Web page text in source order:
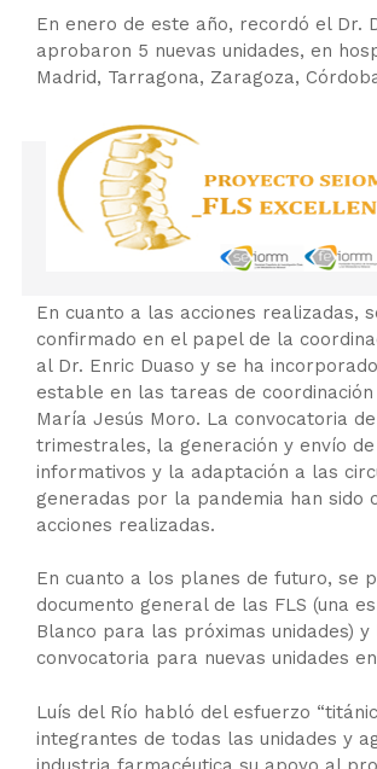
En enero de este año, recordó el Dr.
aprobaron 5 nuevas unidades, en
Madrid, Tarragona, Zaragoza,
En cuanto a las acciones realizadas,
confirmado en el papel de la
al Dr. Enric Duaso y se ha
estable en las tareas de
María Jesús Moro. La convocatoria
trimestrales, la generación y envío
informativos y la adaptación a las
generadas por la pandemia han sido
acciones realizadas.
En cuanto a los planes de futuro, se
documento general de las FLS (una
Blanco para las próximas unidades) y
convocatoria para nuevas unidades
Luís del Río habló del esfuerzo
integrantes de todas las unidades y